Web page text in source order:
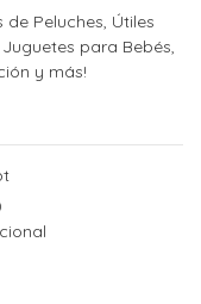
Peluches, Útiles
para Bebés,
y más!